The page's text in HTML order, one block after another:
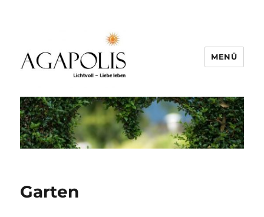
MENÜ
Garten